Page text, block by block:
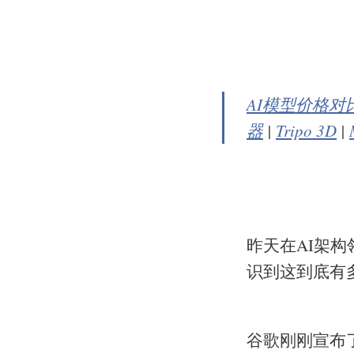
AI模型价格对
器| Tripo 3D |
昨天在AI架构
识到这到底有
谷歌刚刚宣布